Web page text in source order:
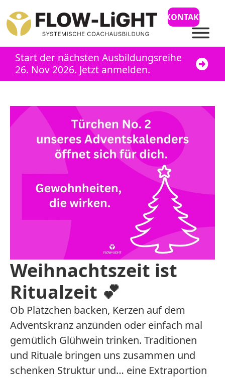
KONTAKT
Start der nächsten Ausbildungsreihe
26. Nov 2026. Jetzt anmelden.
Weihnachtszeit ist
Ritualzeit 💕
Ob Plätzchen backen, Kerzen auf dem
Adventskranz anzünden oder einfach mal
gemütlich Glühwein trinken. Traditionen
und Rituale bringen uns zusammen und
schenken Struktur und… eine Extraportion